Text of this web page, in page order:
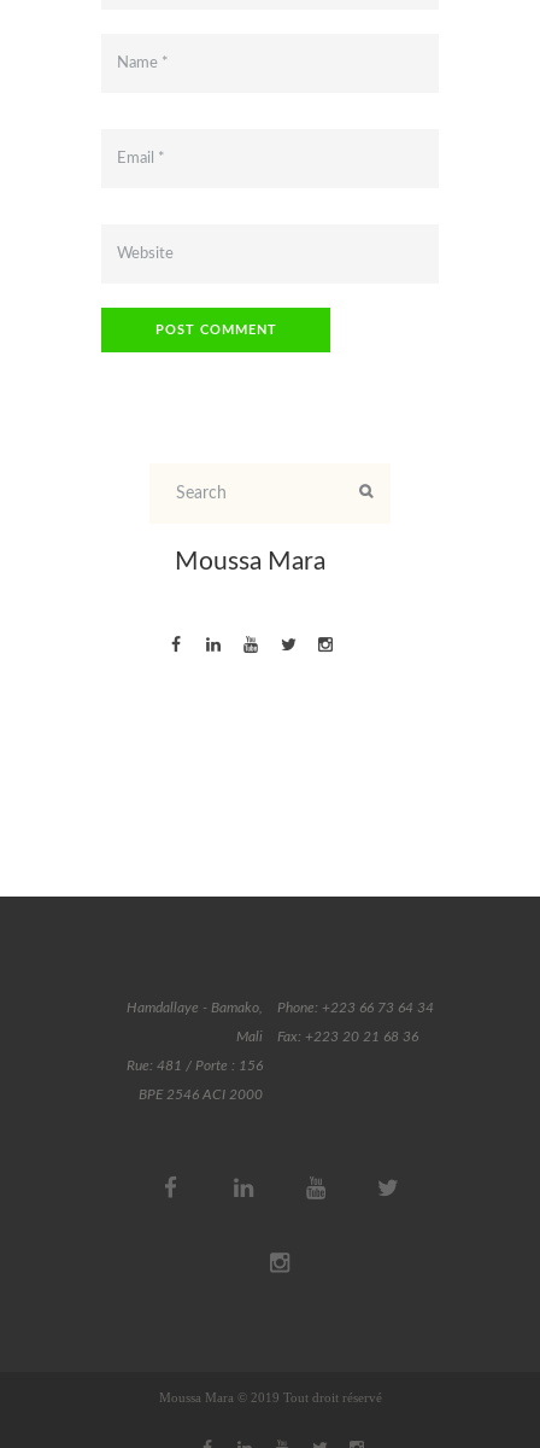
Moussa Mara
Phone: +223 66 73 64 34
Fax: +223 20 21 68 36
Hamdallaye - Bamako,
Mali
Rue: 481 / Porte : 156
BPE 2546 ACI 2000
Moussa Mara © 2019 Tout droit réservé